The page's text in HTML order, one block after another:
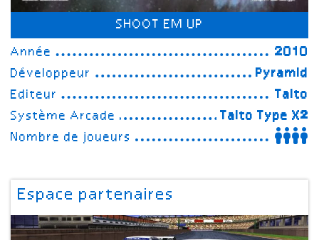
SHOOT EM UP
Année
2010
Développeur
Pyramid
Editeur
Taito
Système Arcade
Taito Type X²
Nombre de joueurs
Espace partenaires